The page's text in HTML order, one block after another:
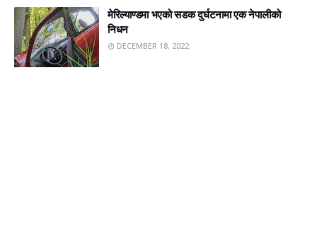
मेरिल्याण्डमा भएको सडक दुर्घटनामा एक नेपालीको
निधन
DECEMBER 18, 2022